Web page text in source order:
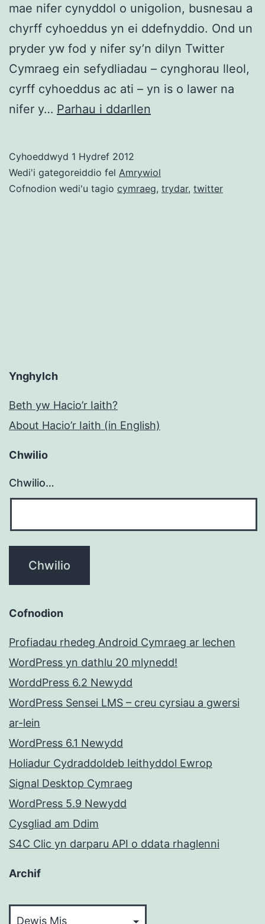
mae nifer cynyddol o unigolion, busnesau a
chyrff cyhoeddus yn ei ddefnyddio. Ond un
pryder yw fod y nifer sy’n dilyn Twitter
Cymraeg ein sefydliadau – cynghorau lleol,
cyrff cyhoeddus ac ati – yn is o lawer na
nifer y… Parhau i ddarllen
Y
Tair
Cyhoeddwyd 1 Hydref 2012
Wedi'i gategoreiddio fel Amrywiol
Cofnodion wedi'u tagio cymraeg, trydar, twitter
Ynghylch
Beth yw Hacio’r Iaith?
About Hacio’r Iaith (in English)
Chwilio
Chwilio…
Cofnodion
Profiadau rhedeg Android Cymraeg ar lechen
WordPress yn dathlu 20 mlynedd!
WorddPress 6.2 Newydd
WordPress Sensei LMS – creu cyrsiau a gwersi
ar-lein
WordPress 6.1 Newydd
Holiadur Cydraddoldeb Ieithyddol Ewrop
Signal Desktop Cymraeg
WordPress 5.9 Newydd
Cysgliad am Ddim
S4C Clic yn darparu API o ddata rhaglenni
Archif